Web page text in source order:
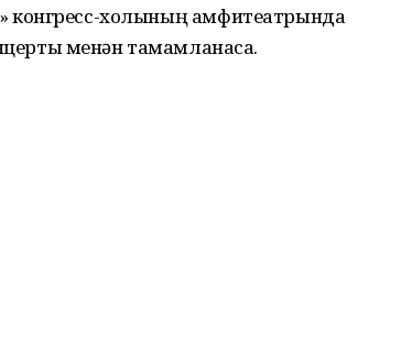
конгресс-холының амфитеатрында
менән тамамланасаҡ.